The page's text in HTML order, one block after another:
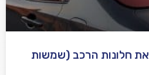
חלונות הרכב (שמשות